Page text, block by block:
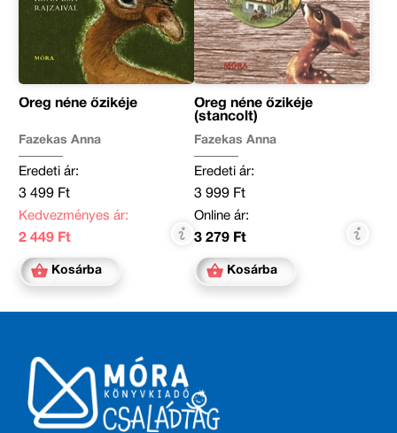
Öreg néne őzikéje
Fazekas Anna
Eredeti ár:
3 499 Ft
Kedvezményes ár:
2 449 Ft
Kosárba
Öreg néne őzikéje
(stancolt)
Fazekas Anna
Eredeti ár:
3 999 Ft
Online ár:
3 279 Ft
Kosárba